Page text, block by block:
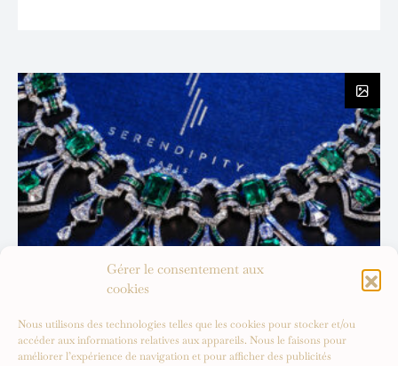
Gérer le consentement aux
cookies
Nous utilisons des technologies telles que les cookies pour stocker et/ou
accéder aux informations relatives aux appareils. Nous le faisons pour
améliorer l’expérience de navigation et pour afficher des publicités